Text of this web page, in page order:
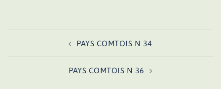
PAYS COMTOIS N 34
PAYS COMTOIS N 36